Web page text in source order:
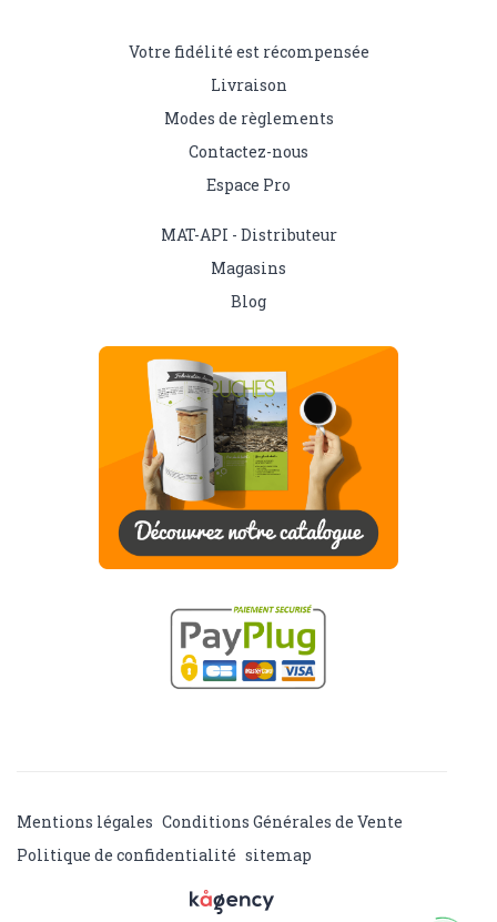
Votre fidélité est récompensée
Livraison
Modes de règlements
Contactez-nous
Espace Pro
MAT-API - Distributeur
Magasins
Blog
Mentions légales Conditions Générales de Vente
Politique de confidentialité sitemap